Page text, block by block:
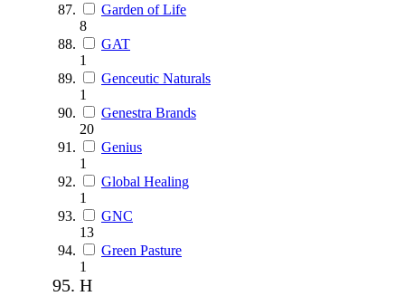
Garden of Life
8
GAT
1
Genceutic Naturals
1
Genestra Brands
20
Genius
1
Global Healing
1
GNC
13
Green Pasture
1
H